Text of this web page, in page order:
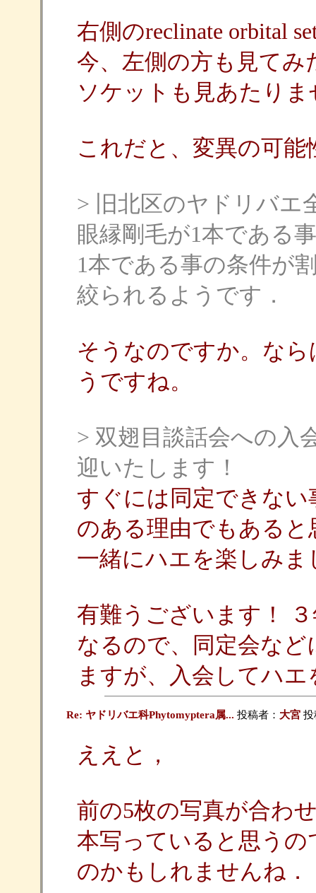
右側のreclinate orbital
今、左側の方も見てみ
ソケットも見あたりま
これだと、変異の可
> 旧北区のヤドリバエ
眼縁剛毛が1本である
1本である事の条件が
絞られるようです．
そうなのですか。なら
うですね。
> 双翅目談話会への入
迎いたします！
すぐには同定できな
のある理由でもあると
一緒にハエを楽しみま
有難うございます！
なるので、同定会な
ますが、入会してハ
Re: ヤドリバエ科Phytomyptera属... 投稿者： 大宮 投
ええと，
前の5枚の写真が合わ
本写っていると思う
のかもしれませんね．